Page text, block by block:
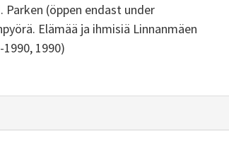
(öppen endast under
Elämää ja ihmisiä Linnanmäen
1990)